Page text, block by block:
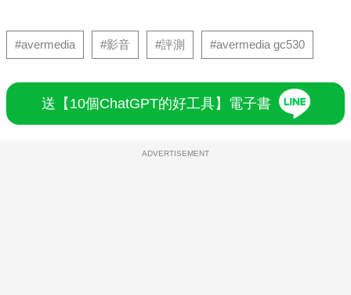
#avermedia #影音 #評測 #avermedia gc530
送【10個ChatGPT的好工具】電子書
ADVERTISEMENT